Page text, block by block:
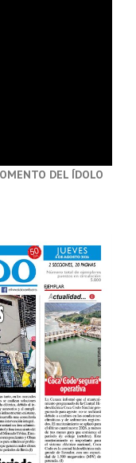
DEL ÍDOLO